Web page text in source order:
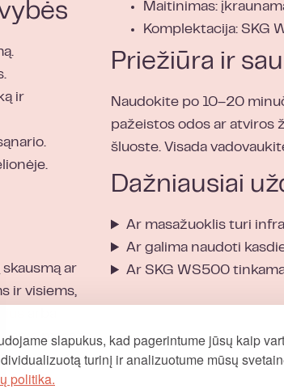
slapukus, kad pagerintume jūsų kaip
turinį ir analizuotume mūsų
politika.
ir
ar
ir visiems,
apie masažo
Maitinimas:
Komplektacija: SKG
Priežiūra ir
Naudokite po 10–20
pažeistos odos ar atviros
šluoste. Visada
Dažniausiai
Ar masažuoklis turi
Ar galima naudoti
Ar SKG WS500